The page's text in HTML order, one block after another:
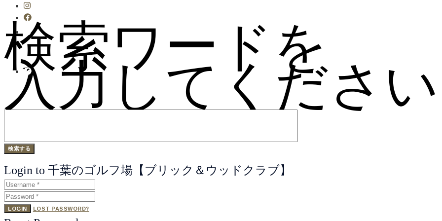
検索ワードを
入力してくださ
Login to 千葉のゴルフ場【ブリック＆ウッドクラブ】
LOGIN LOST PASSWORD?